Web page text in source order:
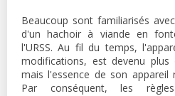
Beaucoup sont familiarisés
d'un hachoir à viande en
l'URSS. Au fil du temps,
modifications, est devenu
mais l'essence de son appareil
Par conséquent, les